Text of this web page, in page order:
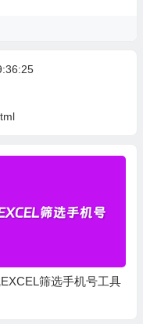
筛选手机号工具